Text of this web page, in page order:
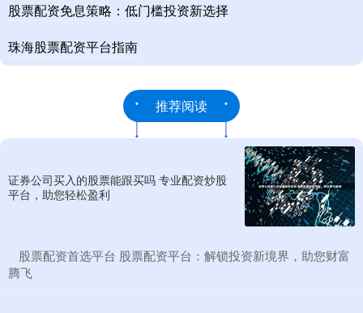
股票配资免息策略：低门槛投资新选择
珠海股票配资平台指南
推荐阅读
证券公司买入的股票能跟买吗 专业配资炒股
平台，助您轻松盈利
​股票配资首选平台 股票配资平台：解锁投资新境界，助您财富
腾飞